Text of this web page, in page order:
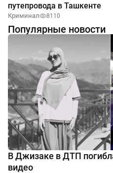
путепровода в Ташкенте
Криминал 8110
Популярные новости
В Джизаке в ДТП
видео